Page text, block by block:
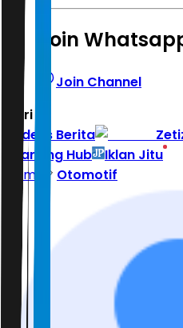
Join
Join Channel
Hari ini
Indeks Berita
Learning Hub
Iklan Jitu
Home
Otomotif